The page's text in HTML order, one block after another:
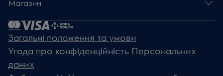
Магазин
Загальні положення та умови
Угода про конфіденційність Персональних
даних